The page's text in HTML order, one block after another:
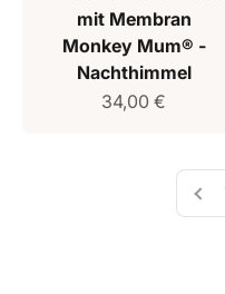
mit Membran
Monkey Mum® -
Nachthimmel
Verkaufspreis
34,00 €